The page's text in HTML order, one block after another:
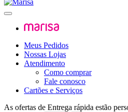
Meus Pedidos
Nossas Lojas
Atendimento
Como comprar
Fale conosco
Cartões e Serviços
As ofertas de Entrega rápida estão